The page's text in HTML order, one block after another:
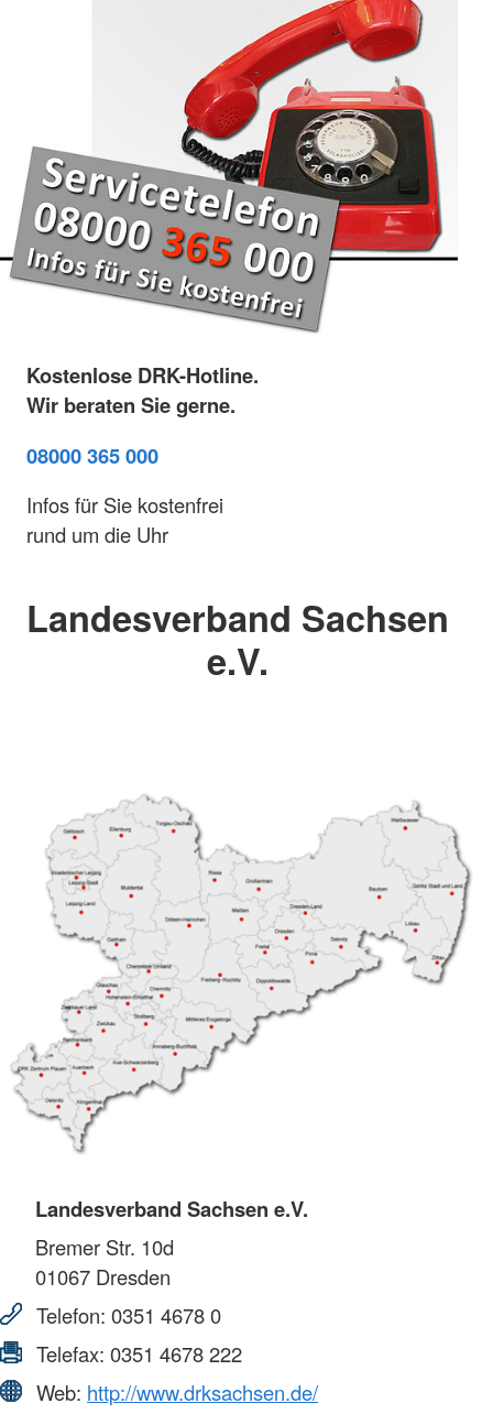
Kostenlose DRK-Hotline.
Wir beraten Sie gerne.
08000 365 000
Infos für Sie kostenfrei
rund um die Uhr
Landesverband Sachsen
e.V.
Landesverband Sachsen e.V.
Bremer Str. 10d
01067 Dresden
Telefon: 0351 4678 0
Telefax: 0351 4678 222
Web: http://www.drksachsen.de/